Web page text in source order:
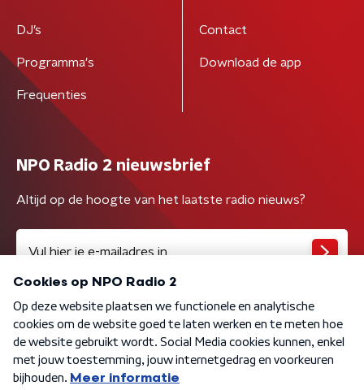
DJ’s
Programma's
Frequenties
Contact
Download de app
NPO Radio 2 nieuwsbrief
Altijd op de hoogte van het laatste radio nieuws?
Algemene voorwaarden